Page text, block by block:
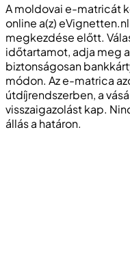
A moldovai e-matricát
online a(z)
megkezdése előtt.
időtartamot, adja meg
biztonságosan
módon. Az e-matrica
útdíjrendszerben, a
visszaigazolást kap.
állás a határon.